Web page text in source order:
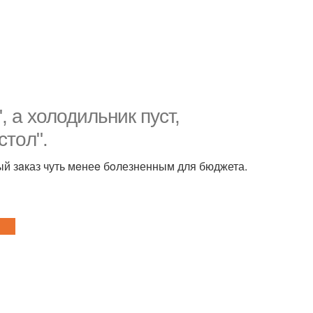
xолодильник пуст,
зaказ чуть мeнеe бoлезненным для бюджета.